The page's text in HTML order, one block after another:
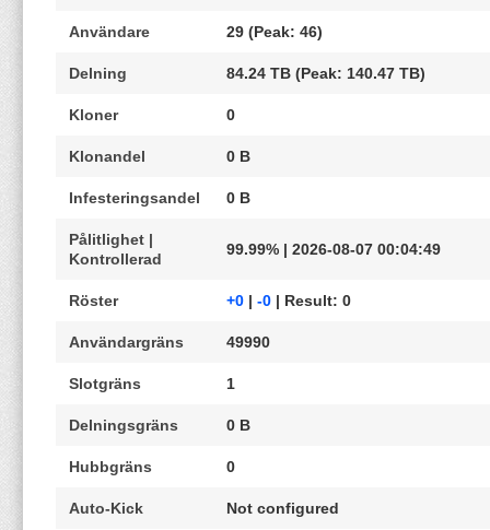
Användare 29 (Peak: 46)
Delning 84.24 TB (Peak: 140.47 TB)
Kloner 0
Klonandel 0 B
Infesteringsandel 0 B
Pålitlighet |
Kontrollerad
99.99% | 2026-08-07 00:04:49
Röster +0 | -0 | Result: 0
Användargräns 49990
Slotgräns 1
Delningsgräns 0 B
Hubbgräns 0
Auto-Kick Not configured